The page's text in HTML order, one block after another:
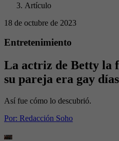
Artículo
18 de octubre de 2023
Entretenimiento
La actriz de Betty la
su pareja era gay
Así fue cómo lo descubrió.
Por: Redacción Soho